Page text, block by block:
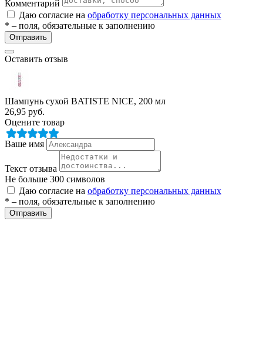
Комментарий
Даю согласие на обработку персональных данных
* – поля, обязательные к заполнению
Отправить
Оставить отзыв
Шампунь сухой BATISTE NICE, 200 мл
26,95 руб.
Оцените товар
Ваше имя
Текст отзыва
Не больше 300 символов
Даю согласие на обработку персональных данных
* – поля, обязательные к заполнению
Отправить